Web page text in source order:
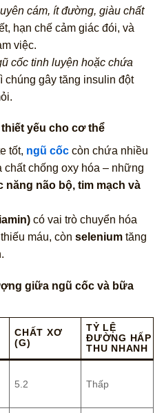
cám, ít đường, giàu chất
hạn chế cảm giác đói, và
việc.
cốc tinh luyện hoặc chứa
chúng gây tăng insulin đột
yếu cho cơ thể
tốt, ngũ cốc còn chứa nhiều
chất chống oxy hóa – những
năng não bộ, tim mạch và
có vai trò chuyển hóa
máu, còn selenium tăng
giữa ngũ cốc và bữa
CHẤT XƠ
(G)
TỶ LỆ
ĐƯỜNG HẤP
THU NHANH
5.2 Thấp